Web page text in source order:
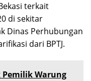
terkait
di sekitar
Dinas Perhubungan
dari BPTJ.
Pemilik Warung